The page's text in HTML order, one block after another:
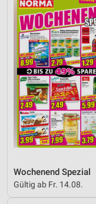
Wochenend Spezial
Gültig ab Fr. 14.08.